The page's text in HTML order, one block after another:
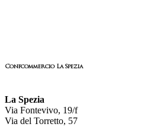
Confcommercio La Spezia
La Spezia
Via Fontevivo, 19/f
Via del Torretto, 57